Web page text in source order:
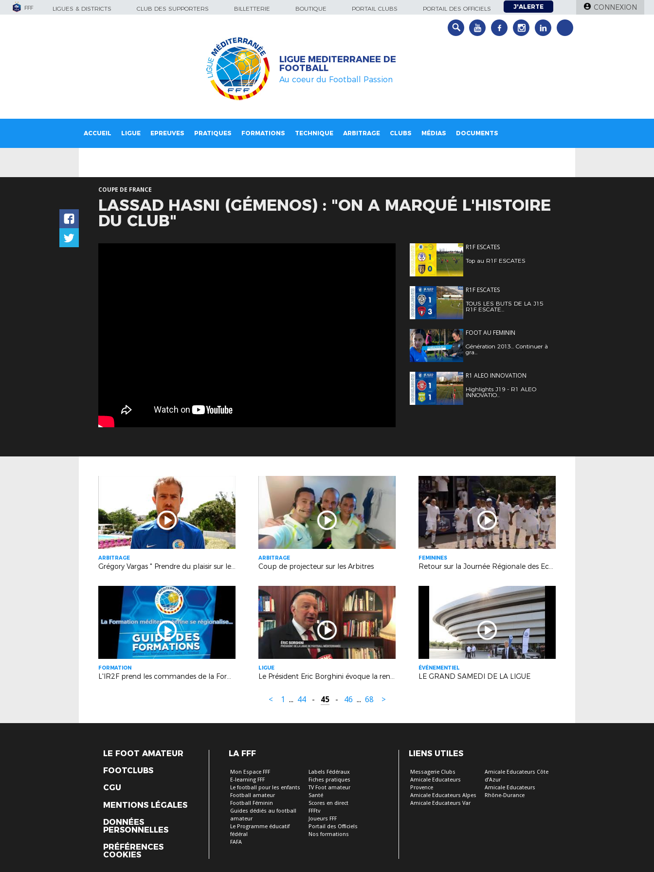
FFF LIGUES & DISTRICTS CLUB DES SUPPORTERS BILLETTERIE BOUTIQUE PORTAIL CLUBS PORTAIL DES OFFICIELS J'ALERTE CONNEXION
LIGUE MEDITERRANEE DE
FOOTBALL
Au coeur du Football Passion
ACCUEIL LIGUE EPREUVES PRATIQUES FORMATIONS TECHNIQUE ARBITRAGE CLUBS MÉDIAS DOCUMENTS
COUPE DE FRANCE
LASSAD HASNI (GÉMENOS) : "ON A MARQUÉ L'HISTOIRE
DU CLUB"
R1F ESCATES
Top au R1F ESCATES
R1F ESCATES
TOUS LES BUTS DE LA J15
R1F ESCATE...
FOOT AU FEMININ
Génération 2013... Continuer à
gra...
R1 ALEO INNOVATION
Highlights J19 - R1 ALEO
INNOVATIO...
ARBITRAGE
Grégory Vargas " Prendre du plaisir sur le terrain "
ARBITRAGE
Coup de projecteur sur les Arbitres
FEMININES
Retour sur la Journée Régionale des Ecoles Féminines de Football (Sisteron)
FORMATION
L'IR2F prend les commandes de la Formation
LIGUE
Le Président Eric Borghini évoque la rentrée après le sacre mondial (RMC)
ÉVÉNEMENTIEL
LE GRAND SAMEDI DE LA LIGUE
< 1 ... 44 - 45 - 46 ... 68 >
LE FOOT AMATEUR
FOOTCLUBS
CGU
MENTIONS LÉGALES
DONNÉES
PERSONNELLES
PRÉFÉRENCES
COOKIES
LA FFF
Mon Espace FFF
E-learning FFF
Le football pour les enfants
Football amateur
Football Féminin
Guides dédiés au football
amateur
Le Programme éducatif
fédéral
FAFA
Labels Fédéraux
Fiches pratiques
TV Foot amateur
Santé
Scores en direct
FFFtv
Joueurs FFF
Portail des Officiels
Nos formations
LIENS UTILES
Messagerie Clubs
Amicale Educateurs
Provence
Amicale Educateurs Alpes
Amicale Educateurs Var
Amicale Educateurs Côte
d’Azur
Amicale Educateurs
Rhône-Durance